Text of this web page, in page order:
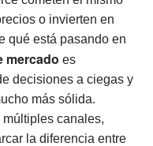
o invierten en
qué está pasando en
mercado es
decisiones a ciegas y
más sólida.
canales,
la diferencia entre